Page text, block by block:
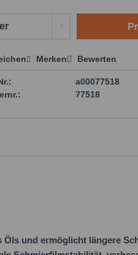
anfragen
Merken Bewerten
a00077518
77518
und ermöglicht längere